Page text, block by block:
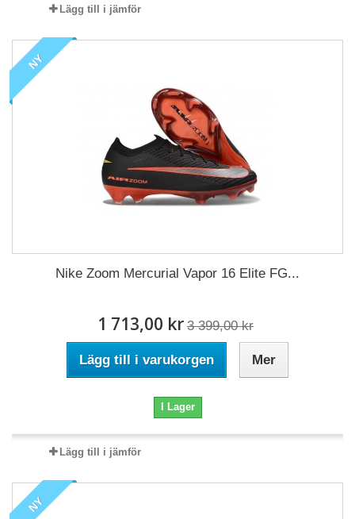
Lägg till i jämför
NY
Nike Zoom Mercurial Vapor 16 Elite FG...
1 713,00 kr 3 399,00 kr
Lägg till i varukorgen Mer
I Lager
Lägg till i jämför
NY